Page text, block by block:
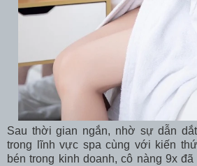
Sau thời gian ngắn, nhờ sự dẫn
trong lĩnh vực spa cùng với kiến
bén trong kinh doanh, cô nàng 9x